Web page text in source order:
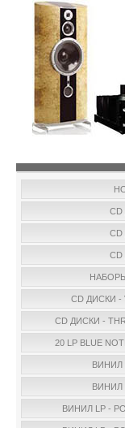
CD
CD ДИСКИ -
CD ДИСКИ -
20 LP BLUE
ВИНИЛ
ВИНИЛ
ВИНИЛ LP -